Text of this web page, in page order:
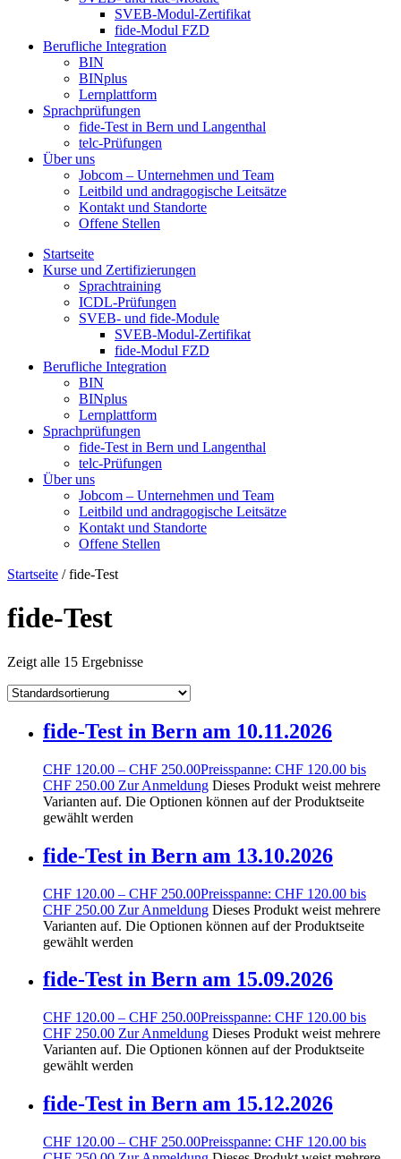
SVEB-Modul-Zertifikat
fide-Modul FZD
Berufliche Integration
BIN
BINplus
Lernplattform
Sprachprüfungen
fide-Test in Bern und Langenthal
telc-Prüfungen
Über uns
Jobcom – Unternehmen und Team
Leitbild und andragogische Leitsätze
Kontakt und Standorte
Offene Stellen
Startseite
Kurse und Zertifizierungen
Sprachtraining
ICDL-Prüfungen
SVEB- und fide-Module
SVEB-Modul-Zertifikat
fide-Modul FZD
Berufliche Integration
BIN
BINplus
Lernplattform
Sprachprüfungen
fide-Test in Bern und Langenthal
telc-Prüfungen
Über uns
Jobcom – Unternehmen und Team
Leitbild und andragogische Leitsätze
Kontakt und Standorte
Offene Stellen
Startseite / fide-Test
fide-Test
Zeigt alle 15 Ergebnisse
fide-Test in Bern am 10.11.2026
CHF 120.00 – CHF 250.00Preisspanne: CHF 120.00 bis
CHF 250.00 Zur Anmeldung Dieses Produkt weist mehrere
Varianten auf. Die Optionen können auf der Produktseite
gewählt werden
fide-Test in Bern am 13.10.2026
CHF 120.00 – CHF 250.00Preisspanne: CHF 120.00 bis
CHF 250.00 Zur Anmeldung Dieses Produkt weist mehrere
Varianten auf. Die Optionen können auf der Produktseite
gewählt werden
fide-Test in Bern am 15.09.2026
CHF 120.00 – CHF 250.00Preisspanne: CHF 120.00 bis
CHF 250.00 Zur Anmeldung Dieses Produkt weist mehrere
Varianten auf. Die Optionen können auf der Produktseite
gewählt werden
fide-Test in Bern am 15.12.2026
CHF 120.00 – CHF 250.00Preisspanne: CHF 120.00 bis